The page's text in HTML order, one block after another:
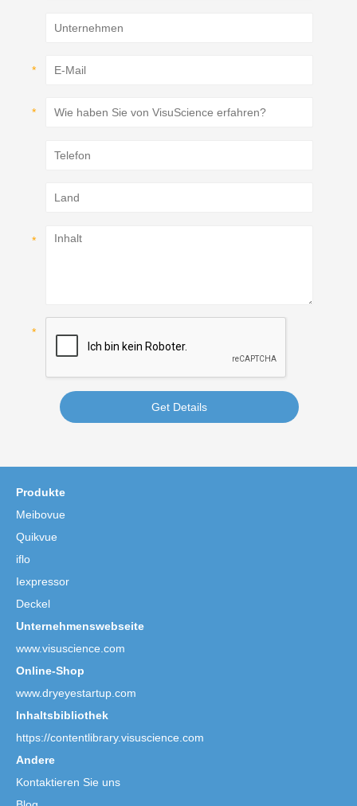
Get Details
Produkte
Meibovue
Quikvue
iflo
Iexpressor
Deckel
Unternehmenswebseite
www.visuscience.com
Online-Shop
www.dryeyestartup.com
Inhaltsbibliothek
https://contentlibrary.visuscience.com
Andere
Kontaktieren Sie uns